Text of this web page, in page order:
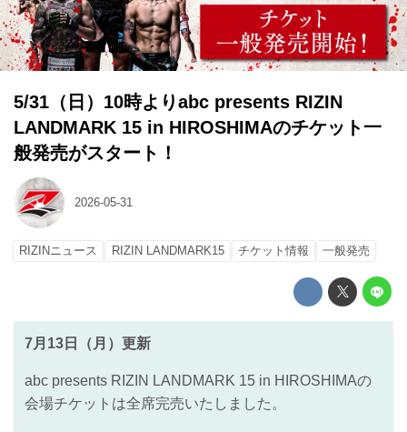
5/31（日）10時よりabc presents RIZIN
LANDMARK 15 in HIROSHIMAのチケット一
般発売がスタート！
2026-05-31
RIZINニュース RIZIN LANDMARK15 チケット情報 一般発売
7月13日（月）更新
abc presents RIZIN LANDMARK 15 in HIROSHIMAの
会場チケットは全席完売いたしました。